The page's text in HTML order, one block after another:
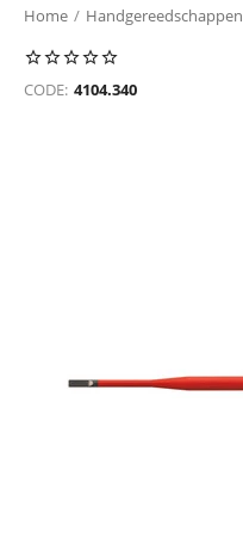
Home / Handgereedschappen
Sleuf schroevendraaiers Wiha
CODE: 4104.340